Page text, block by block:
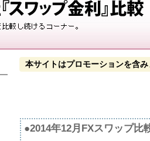
本サイトはプロモーションを含み
●2014年12月FXスワップ比